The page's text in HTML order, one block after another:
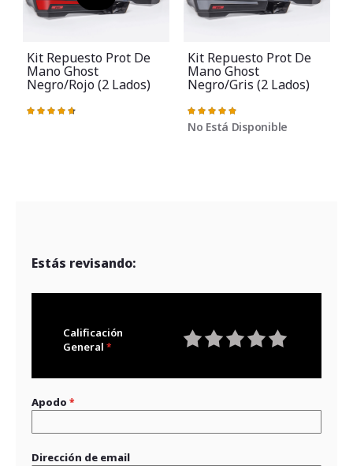
Kit Repuesto Prot De
Mano Ghost
Negro/rojo (2 Lados)
Valoración:
Kit Repuesto Prot De
Mano Ghost
Negro/gris (2 Lados)
Valoración:
98%
No Está Disponible
Estás revisando:
Calificación
General
Apodo
Dirección de email